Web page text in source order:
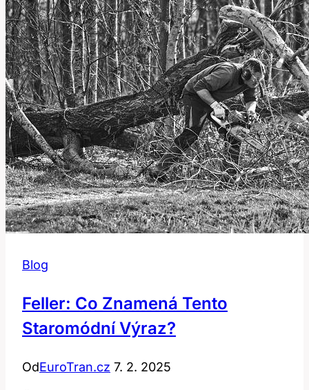
Fráze!
Blog
Feller: Co Znamená Tento
Staromódní Výraz?
OdEuroTran.cz 7. 2. 2025